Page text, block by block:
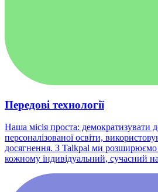
Передові технології
Наша місія проста: демократизувати
персоналізованої освіти,
досягнення. З Talkpal ми розширюємо
кожному індивідуальний, сучасний